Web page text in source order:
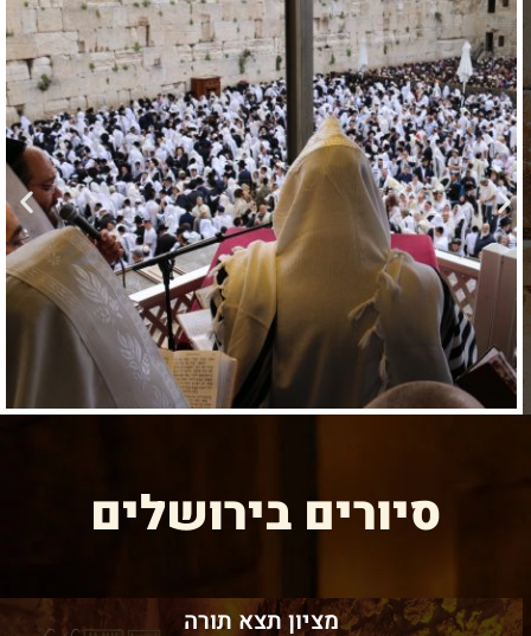
ולהעמקה.
הוספה
לסף
סיורים בירושלים
מציון תצא תורה